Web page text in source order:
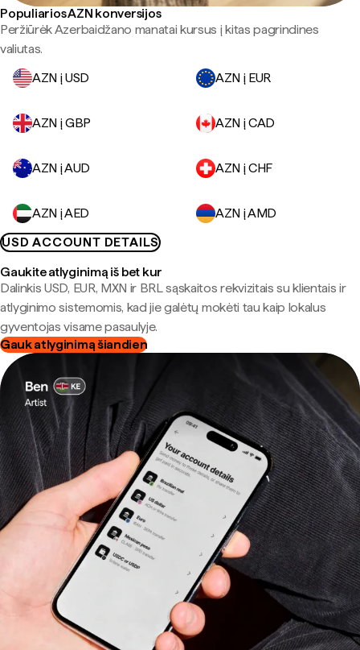
Populiarios AZN konversijos
Peržiūrėk Azerbaidžano manatai kursus į kitas pagrindines
valiutas.
AZN į USD
AZN į EUR
AZN į GBP AZN į CAD
AZN į AUD AZN į CHF
AZN į AED
AZN į AMD
USD ACCOUNT DETAILS
Gaukite atlyginimą iš bet kur
Dalinkis USD, EUR, MXN ir BRL sąskaitos rekvizitais su klientais ir
atlyginimo sistemomis, kad jie galėtų mokėti tau kaip lokalus
gyventojas visame pasaulyje.
Gauk atlyginimą šiandien